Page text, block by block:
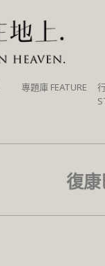
專題庫 FEATURE
復